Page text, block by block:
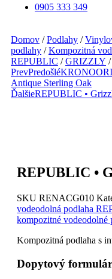
0905 333 349
Domov /Podlahy /
podlahy /Kompozitná
REPUBLIC /GRIZZLY
PrevPredošlé
Antique Sterling Oak
ĎalšieREPUBLIC •
REPUBLIC •
SKU RENACG010
vodeodolná podlaha
kompozitné vodeodolné
Kompozitná podlaha s
Dopytový formulár